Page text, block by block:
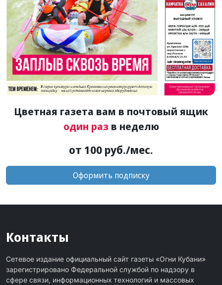
Цветная газета вам в почтовый ящик
один разв неделю
от 100 руб./мес.
Оформить подписку
Контакты
Сетевое издание официальный сайт газеты «Огни Кубани»
зарегистрировано Федеральной службой по надзору в
сфере связи, информационных технологий и массовых